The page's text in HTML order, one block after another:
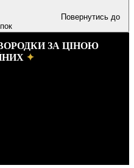
Повернутись до
ЗА ЦІНОЮ
✦